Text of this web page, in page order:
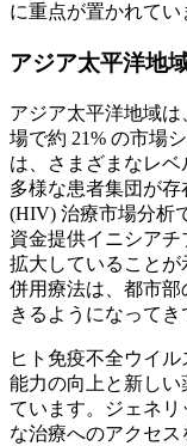
に重点が置かれてい
アジア太平洋地
アジア太平洋地域
場で約 21% の市場
は、さまざまなレ
多様な患者集団が
(HIV) 治療市場分析
資金提供イニシア
拡大していること
併用療法は、都市
きるようになってき
ヒト免疫不全ウイ
能力の向上と新し
ています。ジェネ
な治療へのアクセ